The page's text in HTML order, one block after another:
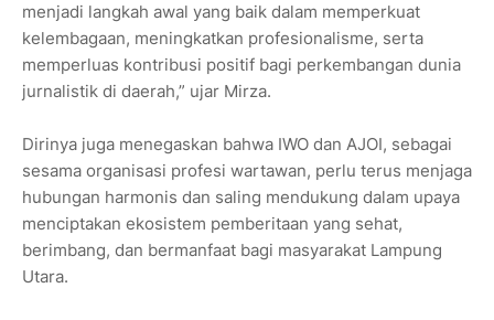
menjadi langkah awal yang baik dalam memperkuat
kelembagaan, meningkatkan profesionalisme, serta
memperluas kontribusi positif bagi perkembangan dunia
jurnalistik di daerah,” ujar Mirza.
Dirinya juga menegaskan bahwa IWO dan AJOI, sebagai
sesama organisasi profesi wartawan, perlu terus menjaga
hubungan harmonis dan saling mendukung dalam upaya
menciptakan ekosistem pemberitaan yang sehat,
berimbang, dan bermanfaat bagi masyarakat Lampung
Utara.